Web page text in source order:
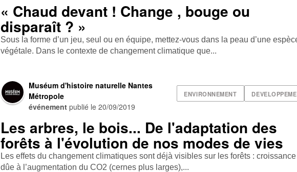
« Chaud devant ! Change , bouge ou
disparaît ? »
Sous la forme d’un jeu, seul ou en équipe, mettez-vous dans la peau d’une
végétale. Dans le contexte de changement climatique que...
ENVIRONNEMENT
Muséum d'histoire naturelle Nantes
Métropole
événement publié le20/09/2019
Les arbres, le bois... De l'adaptation des
forêts à l'évolution de nos modes de vies
Les effets du changement climatiques sont déjà visibles sur les forêts :
dûe à l’augmentation du CO2 (cernes plus larges),...